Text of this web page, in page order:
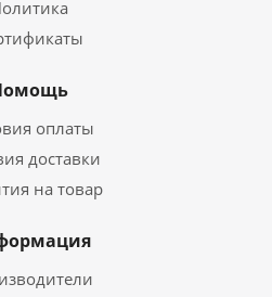
оплаты
доставки
на товар